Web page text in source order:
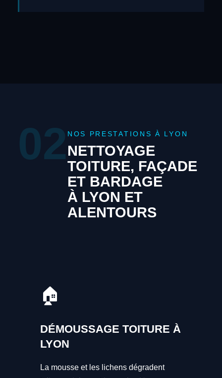
02 NOS PRESTATIONS À LYON
NETTOYAGE
TOITURE, FAÇADE
ET BARDAGE
À LYON ET
ALENTOURS
🏠
DÉMOUSSAGE TOITURE À
LYON
La mousse et les lichens dégradent